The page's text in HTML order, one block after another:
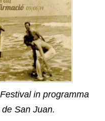
in programma
San Juan.